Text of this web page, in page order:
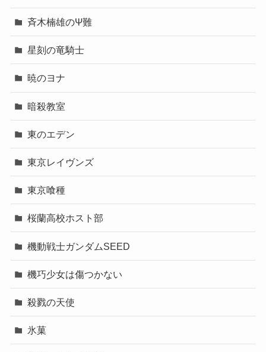
斉木楠雄のΨ難
星刻の竜騎士
暁のヨナ
暗殺教室
東のエデン
東京レイヴンズ
東京喰種
桜蘭高校ホスト部
機動戦士ガンダムSEED
機巧少女は傷つかない
殺戮の天使
氷菓